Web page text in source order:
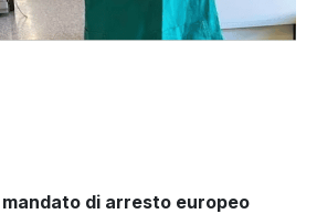
di arresto europeo